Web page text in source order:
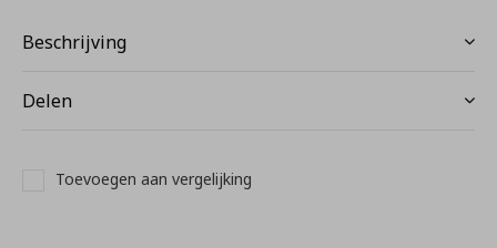
Beschrijving
Delen
Toevoegen aan vergelijking